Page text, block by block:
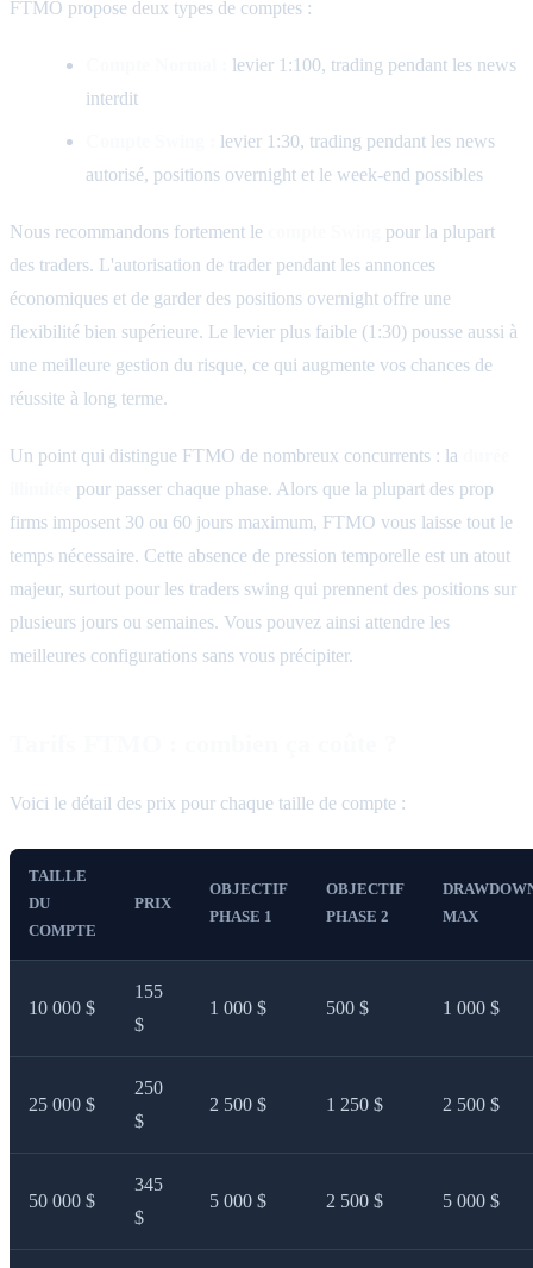
FTMO propose deux types de comptes :
levier 1:100, trading pendant les news
interdit
levier 1:30, trading pendant les news
autorisé, positions overnight et le week-end possibles
Nous recommandons fortement le
pour la plupart
des traders. L'autorisation de trader pendant les annonces
économiques et de garder des positions overnight offre une
flexibilité bien supérieure. Le levier plus faible (1:30) pousse aussi à
une meilleure gestion du risque, ce qui augmente vos chances de
réussite à long terme.
Un point qui distingue FTMO de nombreux concurrents : la
pour passer chaque phase. Alors que la plupart des prop
firms imposent 30 ou 60 jours maximum, FTMO vous laisse tout le
temps nécessaire. Cette absence de pression temporelle est un atout
majeur, surtout pour les traders swing qui prennent des positions sur
plusieurs jours ou semaines. Vous pouvez ainsi attendre les
meilleures configurations sans vous précipiter.
Voici le détail des prix pour chaque taille de compte :
TAILLE
DU
COMPTE
PRIX
OBJECTIF
PHASE 1
OBJECTIF
PHASE 2
MAX
10 000 $
155
$
1 000 $ 500 $ 1 000 $
25 000 $
250
$
2 500 $ 1 250 $ 2 500 $
50 000 $
345
$
5 000 $ 2 500 $ 5 000 $